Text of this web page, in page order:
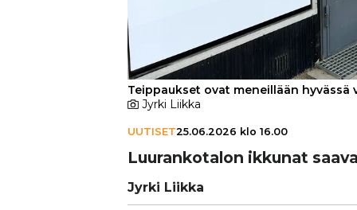
Teippaukset ovat meneillään hyvässä
Jyrki Liikka
UUTISET25.06.2026 klo 16.00
Luu­ran­ko­ta­lon ikkunat
Jyrki Liikka